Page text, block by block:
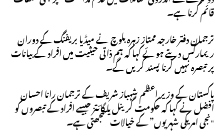
قائم کرنا ہے۔
ترجمان دفتر خارجہ ممتاز زہرہ بلوچ نے میڈیا بریفنگ کے دوران
ریمارکس دیتے ہوئے کہا کہ ہم ذاتی حیثیت میں افراد کے بیانات
پر تبصرہ نہیں کرنا پسند کریں گے۔
پاکستان کے وزیر اعظم شہباز شریف کے ترجمان رانا احسان
افضل نے کہا کہ حکومت گرینل یا گائتز جیسے افراد کے تبصروں کو
"نجی امریکی شہریوں” کے خیالات سمجھتی ہے۔